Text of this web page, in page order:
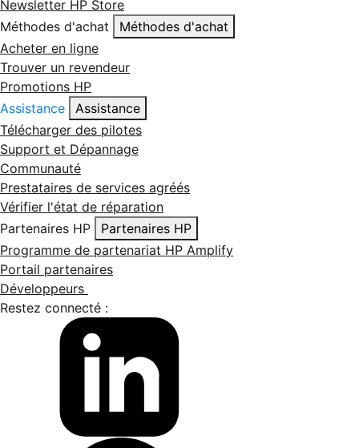
Newsletter HP Store
Méthodes d'achat
Méthodes d'achat
Acheter en ligne
Trouver un revendeur
Promotions HP
Assistance
Assistance
Télécharger des pilotes
Support et Dépannage
Communauté
Prestataires de services agréés
Vérifier l'état de réparation
Partenaires HP
Partenaires HP
Programme de partenariat HP Amplify
Portail partenaires
Développeurs
Restez connecté :